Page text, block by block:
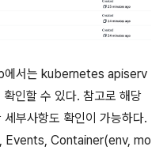
서는 kubernetes apiserv
인할 수 있다. 참고로 해당
부사항도 확인이 가능하다.
Events, Container(env, mo